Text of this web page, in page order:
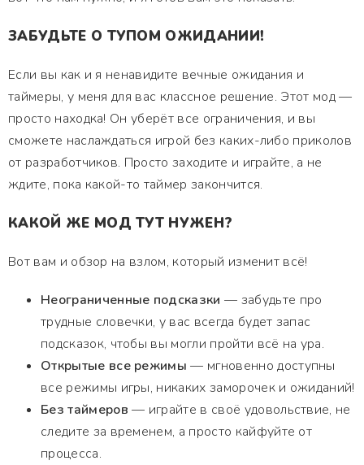
ЗАБУДЬТЕ О ТУПОМ ОЖИДАНИИ!
Если вы как и я ненавидите вечные ожидания и
таймеры, у меня для вас классное решение. Этот мод —
просто находка! Он уберёт все ограничения, и вы
сможете наслаждаться игрой без каких-либо приколов
от разработчиков. Просто заходите и играйте, а не
ждите, пока какой-то таймер закончится.
КАКОЙ ЖЕ МОД ТУТ НУЖЕН?
Вот вам и обзор на взлом, который изменит всё!
Неограниченные подсказки — забудьте про
трудные словечки, у вас всегда будет запас
подсказок, чтобы вы могли пройти всё на ура.
Открытые все режимы — мгновенно доступны
все режимы игры, никаких заморочек и ожиданий!
Без таймеров — играйте в своё удовольствие, не
следите за временем, а просто кайфуйте от
процесса.